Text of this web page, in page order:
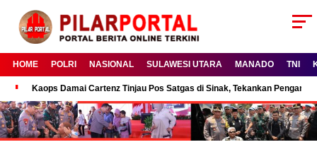
HOME POLRI NASIONAL SULAWESI UTARA MANADO TNI
Kaops Damai Cartenz Tinjau Pos Satgas di Sinak, Tekankan